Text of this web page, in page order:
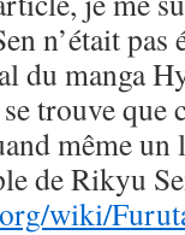
n’était pas
du manga
trouve que
même
de Rikyu
wiki/